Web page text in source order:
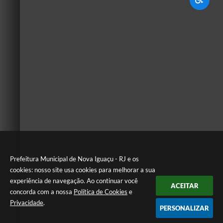
Prefeitura Municipal de Nova Iguaçu - RJ e os
cookies: nosso site usa cookies para melhorar a sua
experiência de navegação. Ao continuar você
concorda com a nossa Política de Cookies e
Privacidade.
ACEITAR
PERSONALIZAR